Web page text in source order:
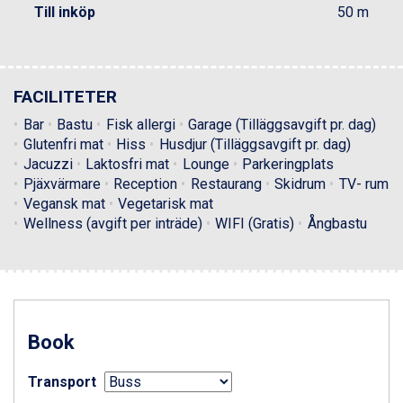
Livigno från 5.595 kr.
Alleghe från 8.545 kr.
Arabba från 11.045 kr.
La Thuile från 7.045 kr.
Cervinia från 8.245 kr.
Bad Hofgastein från 8.595 kr.
Passo Tonale från 5.895 kr.
Sölden från 12.995 kr.
Saalbach från 9.445 kr.
Fieberbrunn från 9.645 kr.
Val Thorens från 8.395 kr.
St. Anton från 11.245 kr.
Zell am See från 6.295 kr.
Till inköp 50 m
FACILITETER
Bar Bastu Fisk allergi
Garage (Tilläggsavgift pr. dag)
Glutenfri mat
Hiss
Husdjur (Tilläggsavgift pr. dag)
Jacuzzi
Laktosfri mat Lounge
Parkeringplats
Pjäxvärmare
Reception Restaurang Skidrum
TV- rum
Vegansk mat
Vegetarisk mat
Wellness (avgift per inträde)
WIFI (Gratis) Ångbastu
Book
Transport